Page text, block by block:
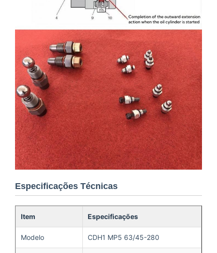
Especificações Técnicas
Item Especificações
Modelo CDH1 MP5 63/45-280